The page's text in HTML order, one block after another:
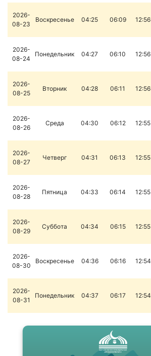
2026-
08-23
Воскресенье 04:25 06:09 12:56
2026-
08-24
Понедельник 04:27 06:10 12:56
2026-
08-25
Вторник 04:28 06:11 12:56
2026-
08-26
Среда 04:30 06:12 12:55
2026-
08-27
Четверг 04:31 06:13 12:55
2026-
08-28
Пятница 04:33 06:14 12:55
2026-
08-29
Суббота 04:34 06:15 12:55
2026-
08-30
Воскресенье 04:36 06:16 12:54
2026-
08-31
Понедельник 04:37 06:17 12:54